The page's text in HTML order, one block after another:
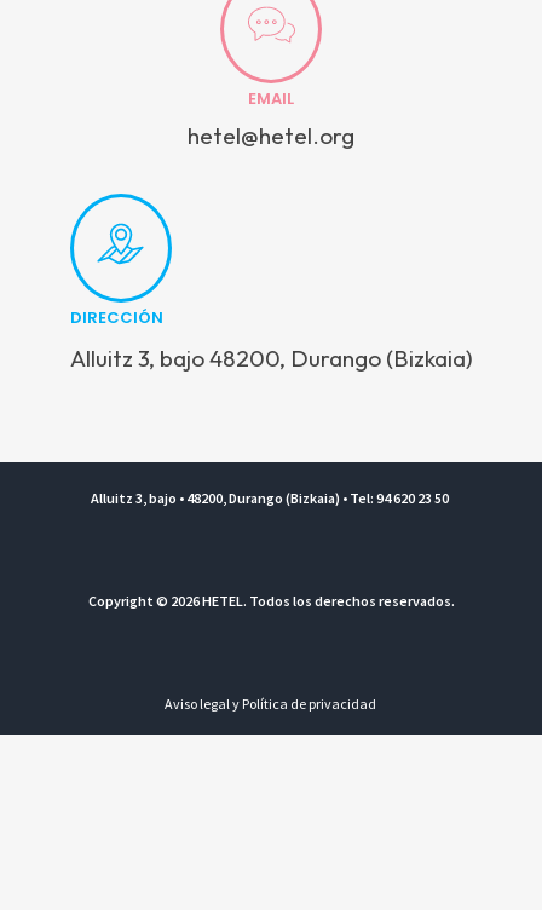
EMAIL
hetel@hetel.org
DIRECCIÓN
Alluitz 3, bajo 48200, Durango (Bizkaia)
Alluitz 3, bajo • 48200, Durango (Bizkaia) • Tel: 94 620 23 50
Copyright © 2026 HETEL. Todos los derechos reservados.
Aviso legal y Política de privacidad